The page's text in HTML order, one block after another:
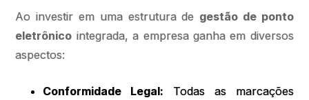
Ao investir em uma estrutura de gestão de ponto
eletrônico integrada, a empresa ganha em diversos
aspectos:
Conformidade Legal: Todas as marcações